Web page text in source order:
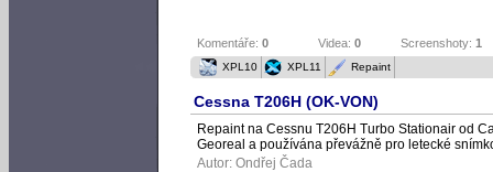
Komentáře: 0 Videa: 0 Screenshoty: 1
XPL10 XPL11 Repaint
Cessna T206H (OK-VON)
Repaint na Cessnu T206H Turbo Stationair od
Georeal a používána převážně pro letecké
Autor: Ondřej Čada